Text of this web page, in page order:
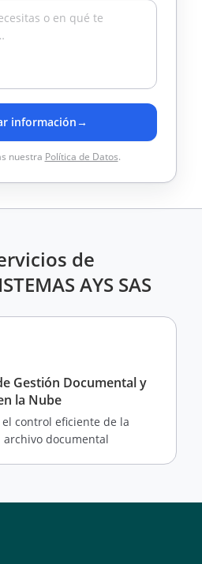
información→
nuestra Política de Datos.
de
AYS SAS
Gestión Documental y
la Nube
control eficiente de la
documental